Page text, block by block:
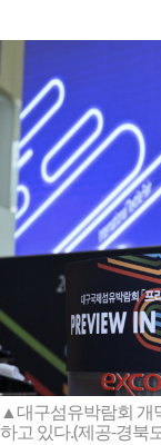
▲대구섬유박람회 개
하고 있다.(제공-경북